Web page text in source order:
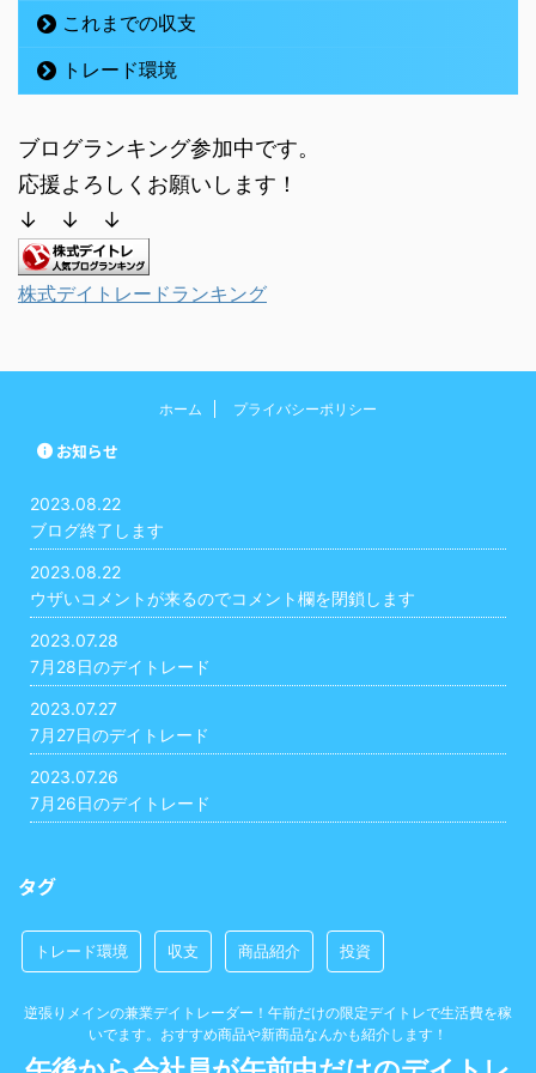
これまでの収支
トレード環境
ブログランキング参加中です。
応援よろしくお願いします！
↓ ↓ ↓
株式デイトレードランキング
ホーム プライバシーポリシー
お知らせ
2023.08.22
ブログ終了します
2023.08.22
ウザいコメントが来るのでコメント欄を閉鎖します
2023.07.28
7月28日のデイトレード
2023.07.27
7月27日のデイトレード
2023.07.26
7月26日のデイトレード
タグ
トレード環境 収支 商品紹介 投資
逆張りメインの兼業デイトレーダー！午前だけの限定デイトレで生活費を稼
いでます。おすすめ商品や新商品なんかも紹介します！